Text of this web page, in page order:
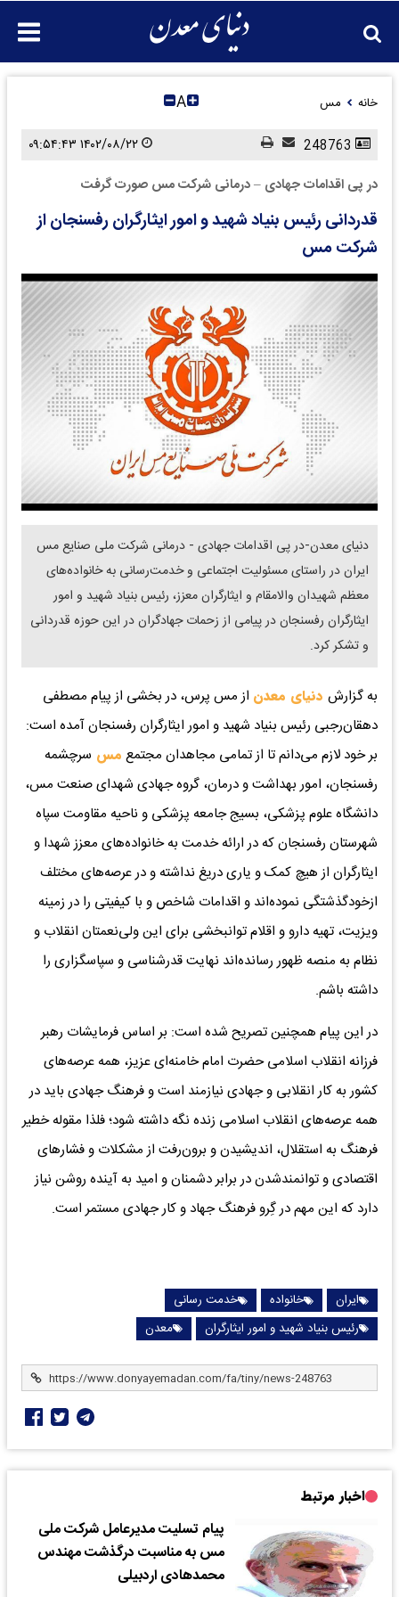
خانه مس A
در پی اقدامات جهادی – درمانی شرکت مس صورت گرفت
قدردانی رئیس بنیاد شهید و امور ایثارگران رفسنجان از
شرکت مس
دنیای معدن-در پی اقدامات جهادی - درمانی شرکت ملی صنایع مس
ایران در راستای مسئولیت اجتماعی و خدمت‌رسانی به خانواده‌های
معظم شهیدان والامقام و ایثارگران معزز، رئیس بنیاد شهید و امور
ایثارگران رفسنجان در پیامی از زحمات جهادگران در این حوزه قدردانی
و تشکر کرد.
به گزارش دنیای معدن از مس پرس، در بخشی از پیام مصطفی
دهقان‌رجبی رئیس بنیاد شهید و امور ایثارگران رفسنجان آمده است:
بر خود لازم می‌دانم تا از تمامی مجاهدان مجتمع مس سرچشمه
رفسنجان، امور بهداشت و درمان، گروه جهادی شهدای صنعت مس،
دانشگاه علوم پزشکی، بسیج جامعه پزشکی و ناحیه مقاومت سپاه
شهرستان رفسنجان که در ارائه خدمت به خانواده‌های معزز شهدا و
ایثارگران از هیچ کمک و یاری دریغ نداشته و در عرصه‌های مختلف
ازخودگذشتگی نموده‌اند و اقدامات شاخص و با کیفیتی را در زمینه
ویزیت، تهیه دارو و اقلام توانبخشی برای این ولی‌نعمتان انقلاب و
نظام به منصه ظهور رسانده‌اند نهایت قدرشناسی و سپاسگزاری را
داشته باشم.
در این پیام همچنین تصریح شده است: بر اساس فرمایشات رهبر
فرزانه انقلاب اسلامی حضرت امام خامنه‌ای عزیز، همه عرصه‌های
کشور به کار انقلابی و جهادی نیازمند است و فرهنگ جهادی باید در
همه عرصه‌های انقلاب اسلامی زنده نگه داشته شود؛ فلذا مقوله خطیر
فرهنگ به استقلال، اندیشیدن و برون‌رفت از مشکلات و فشارهای
اقتصادی و توانمندشدن در برابر دشمنان و امید به آینده روشن نیاز
دارد که این مهم در گِرو فرهنگ جهاد و کار جهادی مستمر است.
ایران خانواده
خدمت رسانی
رئیس بنیاد شهید و امور ایثارگران
معدن
اخبار مرتبط
پیام تسلیت مدیرعامل شرکت ملی
مس به مناسبت درگذشت مهندس
محمدهادی اردبیلی